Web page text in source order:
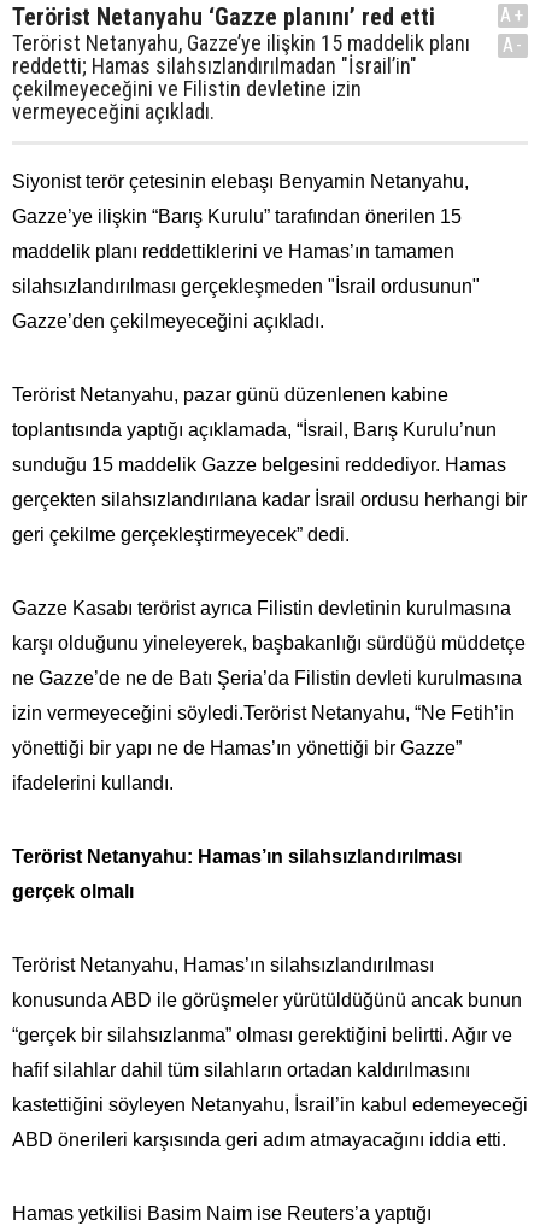
Terörist Netanyahu ‘Gazze planını’ red etti
Terörist Netanyahu, Gazze’ye ilişkin 15 maddelik planı
reddetti; Hamas silahsızlandırılmadan "İsrail’in"
çekilmeyeceğini ve Filistin devletine izin
vermeyeceğini açıkladı.
A+
A-
Siyonist terör çetesinin elebaşı Benyamin Netanyahu,
Gazze’ye ilişkin “Barış Kurulu” tarafından önerilen 15
maddelik planı reddettiklerini ve Hamas’ın tamamen
silahsızlandırılması gerçekleşmeden "İsrail ordusunun"
Gazze’den çekilmeyeceğini açıkladı.
Terörist Netanyahu, pazar günü düzenlenen kabine
toplantısında yaptığı açıklamada, “İsrail, Barış Kurulu’nun
sunduğu 15 maddelik Gazze belgesini reddediyor. Hamas
gerçekten silahsızlandırılana kadar İsrail ordusu herhangi bir
geri çekilme gerçekleştirmeyecek” dedi.
Gazze Kasabı terörist ayrıca Filistin devletinin kurulmasına
karşı olduğunu yineleyerek, başbakanlığı sürdüğü müddetçe
ne Gazze’de ne de Batı Şeria’da Filistin devleti kurulmasına
izin vermeyeceğini söyledi.Terörist Netanyahu, “Ne Fetih’in
yönettiği bir yapı ne de Hamas’ın yönettiği bir Gazze”
ifadelerini kullandı.
Terörist Netanyahu: Hamas’ın silahsızlandırılması
gerçek olmalı
Terörist Netanyahu, Hamas’ın silahsızlandırılması
konusunda ABD ile görüşmeler yürütüldüğünü ancak bunun
“gerçek bir silahsızlanma” olması gerektiğini belirtti. Ağır ve
hafif silahlar dahil tüm silahların ortadan kaldırılmasını
kastettiğini söyleyen Netanyahu, İsrail’in kabul edemeyeceği
ABD önerileri karşısında geri adım atmayacağını iddia etti.
Hamas yetkilisi Basim Naim ise Reuters’a yaptığı